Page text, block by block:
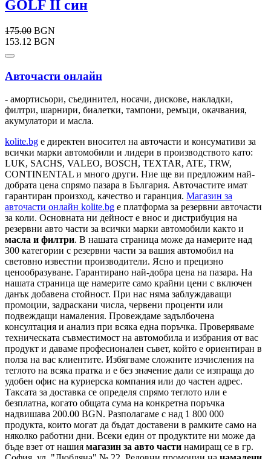
GOLF II син
175.00 BGN
153.12 BGN
Авточасти онлайн
- амортисьори, съединител, носачи, дискове, накладки,
филтри, шарнири, биалетки, тампони, ремъци, окачвания,
акумулатори и масла.
kolite.bg e директен вносител на авточасти и консумативи за
всички марки автомобили и лидери в производството като:
LUK, SACHS, VALEO, BOSCH, TEXTAR, ATE, TRW,
CONTINENTAL и много други. Ние ще ви предложим най-
добрата цена спрямо пазара в България. Авточастите имат
гарантиран произход, качество и гаранция. Магазин за
авточасти онлайн kolite.bg е платформа за резервни авточасти
за коли. Основната ни дейност е внос и дистрибуция на
резервни авто части за всички марки автомобили както и
масла и филтри. В нашата страница може да намерите над
300 категории с резервни части за вашия автомобил на
световно известни производители. Ясно и прецизно
ценообразуване. Гарантирано най-добра цена на пазара. На
нашата страница ще намерите само крайни цени с включен
данък добавена стойност. При нас няма заблуждаващи
промоции, задраскани числа, червени проценти или
подвеждащи намаления. Провеждаме задълбочена
консултация и анализ при всяка една поръчка. Проверяваме
техническата съвместимост на автомобила и избрания от вас
продукт и даваме професионален съвет, който е ориентиран в
полза на вас клиентите. Избягваме сложните изчисления на
теглото на всяка пратка и е без значение дали се изпраща до
удобен офис на куриерска компания или до частен адрес.
Таксата за доставка се определя спрямо теглото или е
безплатна, когато общата сума на конкретна поръчка
надвишава 200.00 BGN. Разполагаме с над 1 800 000
продукта, които могат да бъдат доставени в рамките само на
няколко работни дни. Всеки един от продуктите ни може да
бъде взет от нашия магазин за авто части намиращ се в гр.